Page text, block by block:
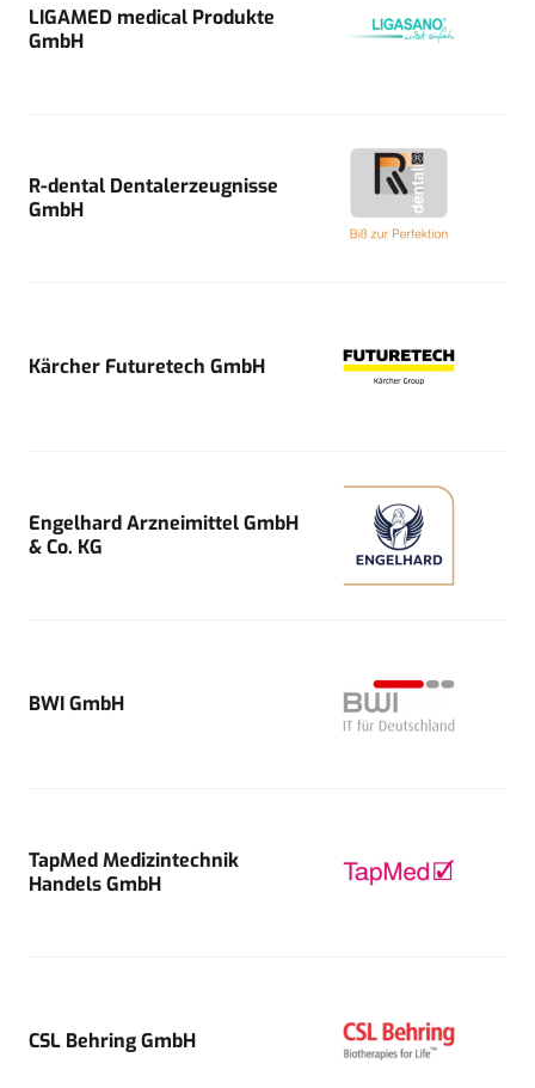
LIGAMED medical Produkte
GmbH
R-dental Dentalerzeugnisse
GmbH
Kärcher Futuretech GmbH
Engelhard Arzneimittel GmbH
& Co. KG
BWI GmbH
TapMed Medizintechnik
Handels GmbH
CSL Behring GmbH